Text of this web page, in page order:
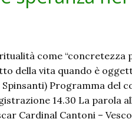
come “concretezza
della vita quando è
Spinsanti) Programma del
14.30 La parola
Cardinal Cantoni –